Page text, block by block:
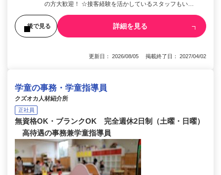
の方大歓迎！ ☆接客経験を活かしているスタッフもい…
後で見る 詳細を見る
更新日： 2026/08/05 掲載終了日： 2027/04/02
学童の事務・学童指導員
クズオカ人材紹介所
正社員
無資格OK・ブランクOK 完全週休2日制（土曜・日曜）
高待遇の事務兼学童指導員